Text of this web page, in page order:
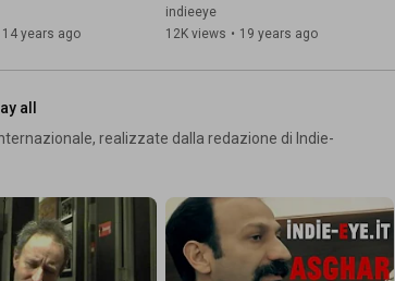
14 years ago
indieeye
12K views • 19 years ago
all
realizzate dalla redazione di Indie-